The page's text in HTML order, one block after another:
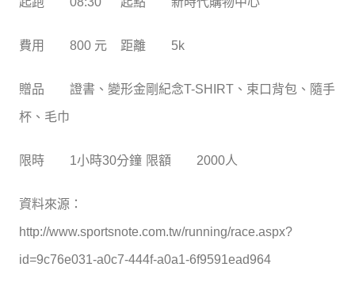
費用 800 元 距離 5k
贈品 證書、變形金剛紀念T-SHIRT、束口背包、隨手
杯、毛巾
限時 1小時30分鐘 限額 2000人
資料來源：
http://www.sportsnote.com.tw/running/race.aspx?
id=9c76e031-a0c7-444f-a0a1-6f9591ead964